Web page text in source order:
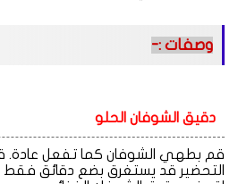
وصفات :-
دقيق الشوفان الحلو
التحضير قد يستغرق بضع دقائق فقط